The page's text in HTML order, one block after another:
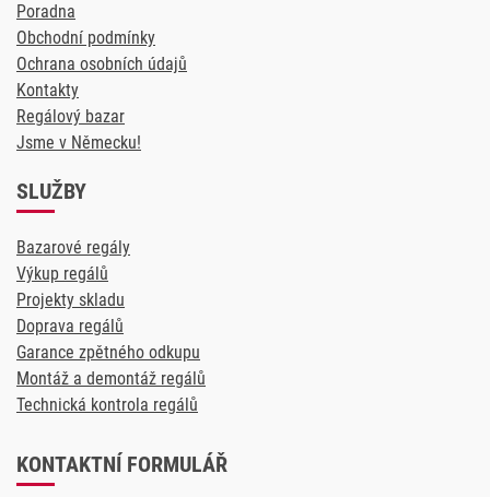
Poradna
Obchodní podmínky
Ochrana osobních údajů
Kontakty
Regálový bazar
Jsme v Německu!
SLUŽBY
Bazarové regály
Výkup regálů
Projekty skladu
Doprava regálů
Garance zpětného odkupu
Montáž a demontáž regálů
Technická kontrola regálů
KONTAKTNÍ FORMULÁŘ